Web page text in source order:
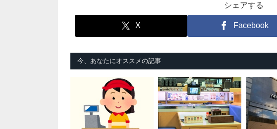
シェアする
X Facebook
今、あなたにオススメの記事